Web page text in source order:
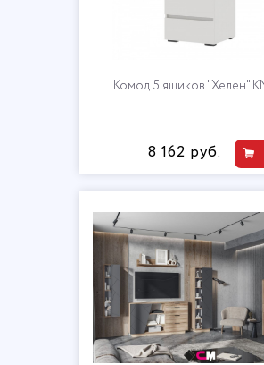
Комод 5 ящиков "Хелен"
8 162 руб.